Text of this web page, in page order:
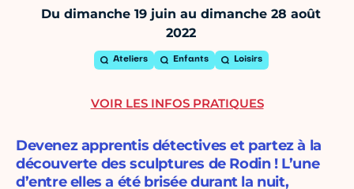
Du dimanche 19 juin au dimanche 28 août
2022
Ateliers Enfants Loisirs
Devenez apprentis détectives et partez à la
découverte des sculptures de Rodin ! L’une
d’entre elles a été brisée durant la nuit,
VOIR LES INFOS PRATIQUES